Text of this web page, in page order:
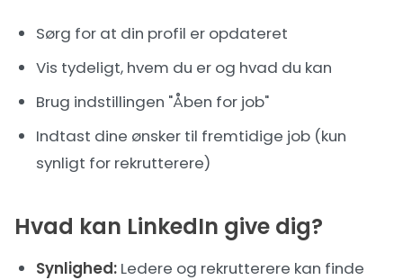
Sørg for at din profil er opdateret
Vis tydeligt, hvem du er og hvad du kan
Brug indstillingen "Åben for job"
Indtast dine ønsker til fremtidige job (kun
synligt for rekrutterere)
Hvad kan LinkedIn give dig?
Synlighed: Ledere og rekrutterere kan finde